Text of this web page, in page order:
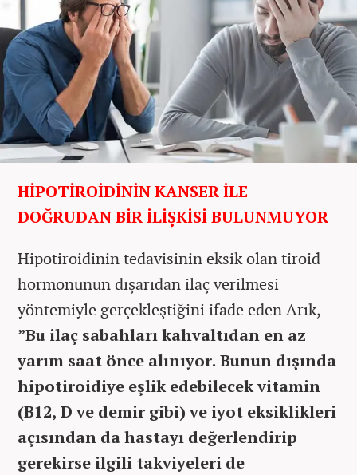
HİPOTİROİDİNİN KANSER İLE
DOĞRUDAN BİR İLİŞKİSİ BULUNMUYOR
Hipotiroidinin tedavisinin eksik olan tiroid
hormonunun dışarıdan ilaç verilmesi
yöntemiyle gerçekleştiğini ifade eden Arık,
”Bu ilaç sabahları kahvaltıdan en az
yarım saat önce alınıyor. Bunun dışında
hipotiroidiye eşlik edebilecek vitamin
(B12, D ve demir gibi) ve iyot eksiklikleri
açısından da hastayı değerlendirip
gerekirse ilgili takviyeleri de